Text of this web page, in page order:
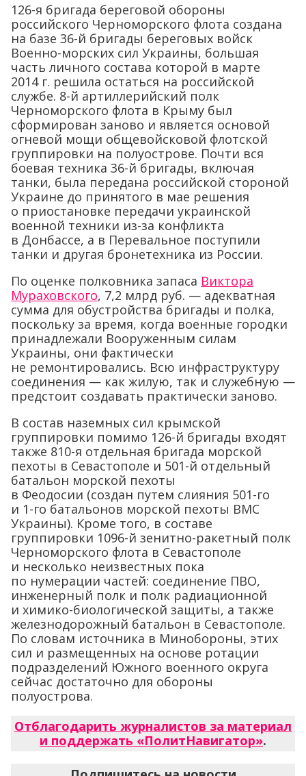
126-я бригада береговой обороны
российского Черноморского флота создана
на базе 36-й бригады береговых войск
Военно-морских сил Украины, большая
часть личного состава которой в марте
2014 г. решила остаться на российской
службе. 8-й артиллерийский полк
Черноморского флота в Крыму был
сформирован заново и является основой
огневой мощи общевойсковой флотской
группировки на полуострове. Почти вся
боевая техника 36-й бригады, включая
танки, была передана российской стороной
Украине до принятого в мае решения
о приостановке передачи украинской
военной техники из-за конфликта
в Донбассе, а в Перевальное поступили
танки и другая бронетехника из России.
По оценке полковника запаса Виктора
Мураховского, 7,2 млрд руб. — адекватная
сумма для обустройства бригады и полка,
поскольку за время, когда военные городки
принадлежали Вооруженным силам
Украины, они фактически
не ремонтировались. Всю инфраструктуру
соединения — как жилую, так и служебную —
предстоит создавать практически заново.
В состав наземных сил крымской
группировки помимо 126-й бригады входят
также 810-я отдельная бригада морской
пехоты в Севастополе и 501-й отдельный
батальон морской пехоты
в Феодосии (создан путем слияния 501-го
и 1-го батальонов морской пехоты ВМС
Украины). Кроме того, в составе
группировки 1096-й зенитно-ракетный полк
Черноморского флота в Севастополе
и несколько неизвестных пока
по нумерации частей: соединение ПВО,
инженерный полк и полк радиационной
и химико-биологической защиты, а также
железнодорожный батальон в Севастополе.
По словам источника в Минобороны, этих
сил и размещенных на основе ротации
подразделений Южного военного округа
сейчас достаточно для обороны
полуострова.
Отблагодарить журналистов за материал
и поддержать «ПолитНавигатор».